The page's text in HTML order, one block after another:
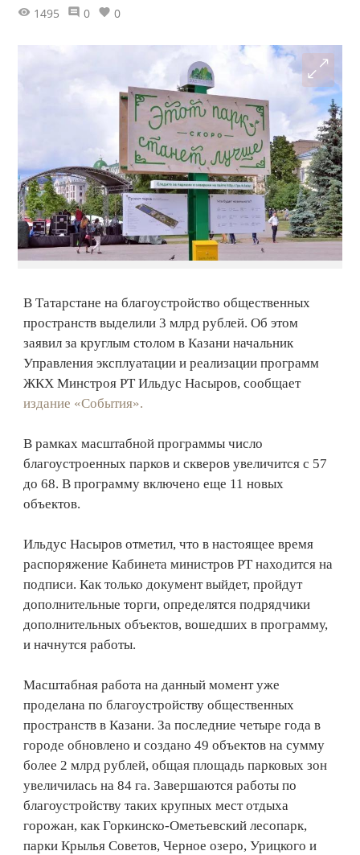
1495 0 0
В Татарстане на благоустройство общественных
пространств выделили 3 млрд рублей. Об этом
заявил за круглым столом в Казани начальник
Управления эксплуатации и реализации программ
ЖКХ Минстроя РТ Ильдус Насыров, сообщает
издание «События».
В рамках масштабной программы число
благоустроенных парков и скверов увеличится с 57
до 68. В программу включено еще 11 новых
объектов.
Ильдус Насыров отметил, что в настоящее время
распоряжение Кабинета министров РТ находится на
подписи. Как только документ выйдет, пройдут
дополнительные торги, определятся подрядчики
дополнительных объектов, вошедших в программу,
и начнутся работы.
Масштабная работа на данный момент уже
проделана по благоустройству общественных
пространств в Казани. За последние четыре года в
городе обновлено и создано 49 объектов на сумму
более 2 млрд рублей, общая площадь парковых зон
увеличилась на 84 га. Завершаются работы по
благоустройству таких крупных мест отдыха
горожан, как Горкинско-Ометьевский лесопарк,
парки Крылья Советов, Черное озеро, Урицкого и